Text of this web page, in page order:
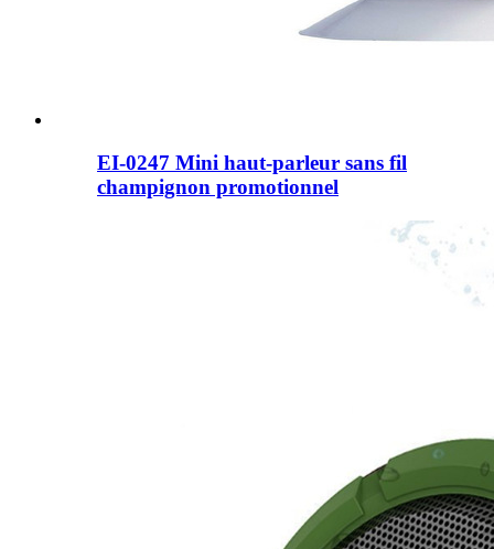
EI-0247 Mini haut-parleur sans fil
champignon promotionnel